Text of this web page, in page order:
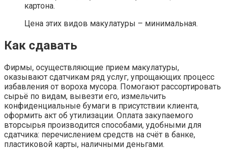
картона.
Цена этих видов макулатуры – минимальная.
Как сдавать
Фирмы, осуществляющие прием макулатуры,
оказывают сдатчикам ряд услуг, упрощающих процесс
избавления от вороха мусора. Помогают рассортировать
сырьё по видам, вывезти его, измельчить
конфиденциальные бумаги в присутствии клиента,
оформить акт об утилизации. Оплата закупаемого
вторсырья производится способами, удобными для
сдатчика: перечислением средств на счёт в банке,
пластиковой карты, наличными деньгами.